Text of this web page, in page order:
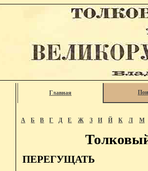
Главная
А Б В Г Д Е Ж З И Й К Л М
ПЕРЕГУЩАТЬ